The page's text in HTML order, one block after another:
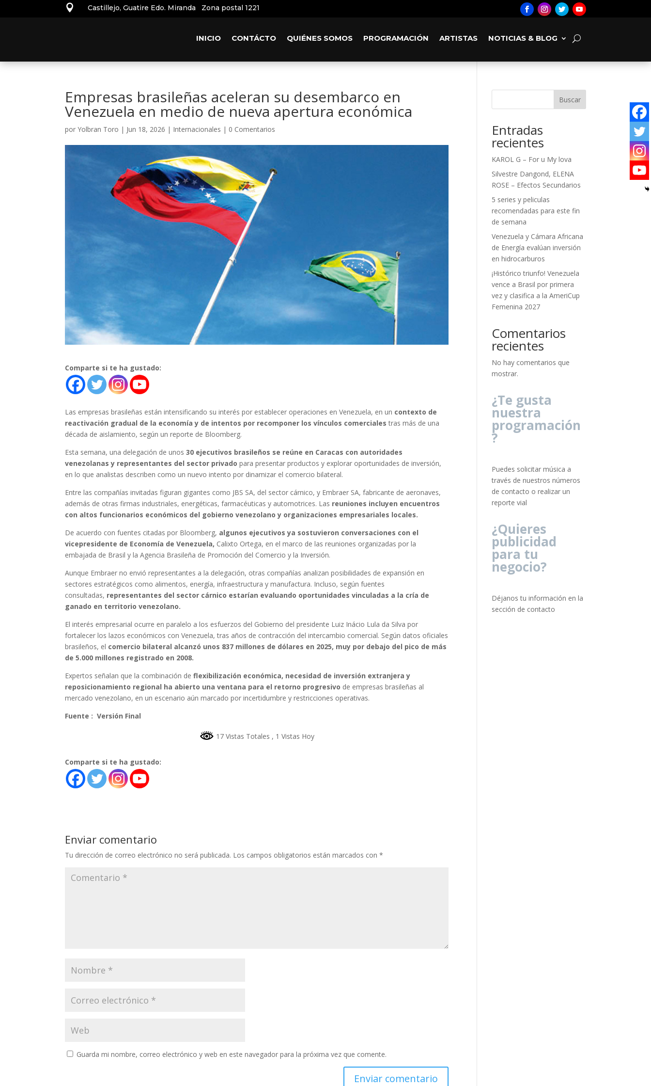
 Castillejo, Guatire Edo. Miranda Zona postal 1221
INICIO CONTÁCTO QUIÉNES SOMOS PROGRAMACIÓN ARTISTAS NOTICIAS & BLOG
Empresas brasileñas aceleran su desembarco en
Venezuela en medio de nueva apertura económica
porYolbran Toro | Jun 18, 2026 | Internacionales | 0 Comentarios
Comparte si te ha gustado:
Las empresas brasileñas están intensificando su interés por establecer operaciones en Venezuela, en un contexto de
reactivación gradual de la economía y de intentos por recomponer los vínculos comerciales tras más de una
década de aislamiento, según un reporte de Bloomberg.
Esta semana, una delegación de unos 30 ejecutivos brasileños se reúne en Caracas con autoridades
venezolanas y representantes del sector privado para presentar productos y explorar oportunidades de inversión,
en lo que analistas describen como un nuevo intento por dinamizar el comercio bilateral.
Entre las compañías invitadas figuran gigantes como JBS SA, del sector cárnico, y Embraer SA, fabricante de aeronaves,
además de otras firmas industriales, energéticas, farmacéuticas y automotrices. Las reuniones incluyen encuentros
con altos funcionarios económicos del gobierno venezolano y organizaciones empresariales locales.
De acuerdo con fuentes citadas por Bloomberg, algunos ejecutivos ya sostuvieron conversaciones con el
vicepresidente de Economía de Venezuela, Calixto Ortega, en el marco de las reuniones organizadas por la
embajada de Brasil y la Agencia Brasileña de Promoción del Comercio y la Inversión.
Aunque Embraer no envió representantes a la delegación, otras compañías analizan posibilidades de expansión en
sectores estratégicos como alimentos, energía, infraestructura y manufactura. Incluso, según fuentes
consultadas, representantes del sector cárnico estarían evaluando oportunidades vinculadas a la cría de
ganado en territorio venezolano.
El interés empresarial ocurre en paralelo a los esfuerzos del Gobierno del presidente Luiz Inácio Lula da Silva por
fortalecer los lazos económicos con Venezuela, tras años de contracción del intercambio comercial. Según datos oficiales
brasileños, el comercio bilateral alcanzó unos 837 millones de dólares en 2025, muy por debajo del pico de más
de 5.000 millones registrado en 2008.
Expertos señalan que la combinación de flexibilización económica, necesidad de inversión extranjera y
reposicionamiento regional ha abierto una ventana para el retorno progresivo de empresas brasileñas al
mercado venezolano, en un escenario aún marcado por incertidumbre y restricciones operativas.
Fuente : Versión Final
17 Vistas Totales , 1 Vistas Hoy
Comparte si te ha gustado:
Enviar comentario
Tu dirección de correo electrónico no será publicada. Los campos obligatorios están marcados con*
Guarda mi nombre, correo electrónico y web en este navegador para la próxima vez que comente.
Buscar
Entradas
recientes
KAROL G – For u My lova
Silvestre Dangond, ELENA
ROSE – Efectos Secundarios
5 series y peliculas
recomendadas para este fin
de semana
Venezuela y Cámara Africana
de Energía evalúan inversión
en hidrocarburos
¡Histórico triunfo! Venezuela
vence a Brasil por primera
vez y clasifica a la AmeriCup
Femenina 2027
Comentarios
recientes
No hay comentarios que
mostrar.
¿Te gusta
nuestra
programación
?
Puedes solicitar música a
través de nuestros números
de contacto o realizar un
reporte vial
¿Quieres
publicidad
para tu
negocio?
Déjanos tu información en la
sección de contacto